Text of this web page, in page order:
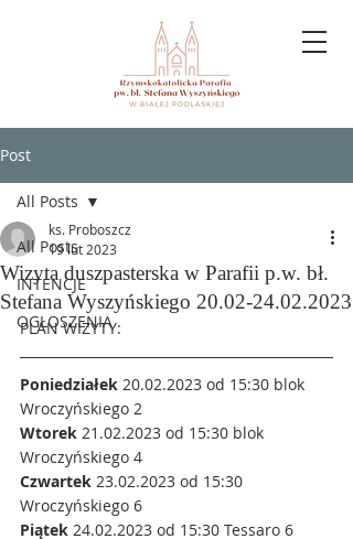
Post
All Posts
INTENCJE
OGŁOSZENIA
All Posts
Wizyta duszpasterska w Parafii p.w. bł.
Stefana Wyszyńskiego 20.02-24.02.2023
ks. Proboszcz
19 lut 2023
PLAN WIZYTY:
Poniedziałek 20.02.2023 od 15:30 blok
Wroczyńskiego 2
Wtorek 21.02.2023 od 15:30 blok
Wroczyńskiego 4
Czwartek 23.02.2023 od 15:30
Wroczyńskiego 6
Piątek 24.02.2023 od 15:30 Tessaro 6